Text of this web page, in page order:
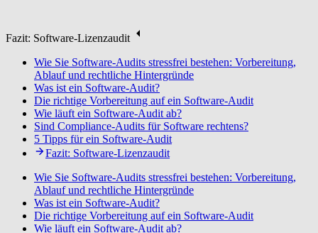
Fazit: Software-Lizenzaudit
Wie Sie Software-Audits stressfrei bestehen: Vorbereitung,
Ablauf und rechtliche Hintergründe
Was ist ein Software-Audit?
Die richtige Vorbereitung auf ein Software-Audit
Wie läuft ein Software-Audit ab?
Sind Compliance-Audits für Software rechtens?
5 Tipps für ein Software-Audit
Fazit: Software-Lizenzaudit
Wie Sie Software-Audits stressfrei bestehen: Vorbereitung,
Ablauf und rechtliche Hintergründe
Was ist ein Software-Audit?
Die richtige Vorbereitung auf ein Software-Audit
Wie läuft ein Software-Audit ab?